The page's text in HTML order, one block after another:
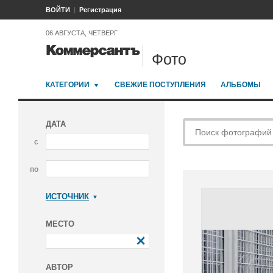
ВОЙТИ Регистрация
06 АВГУСТА, ЧЕТВЕРГ
Фото
КАТЕГОРИИ СВЕЖИЕ ПОСТУПЛЕНИЯ АЛЬБОМЫ
ДАТА
с
по
ИСТОЧНИК
МЕСТО
АВТОР